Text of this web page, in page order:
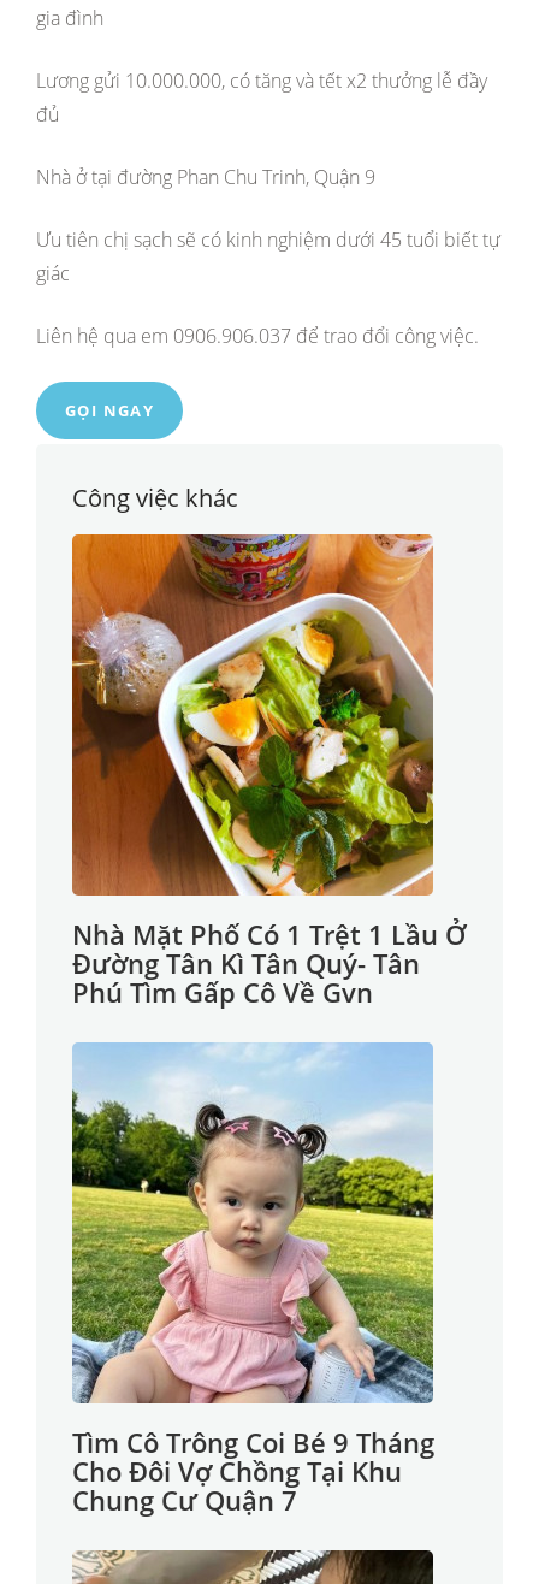
gia đình
Lương gửi 10.000.000, có tăng và tết x2 thưởng lễ đầy
đủ
Nhà ở tại đường Phan Chu Trinh, Quận 9
Ưu tiên chị sạch sẽ có kinh nghiệm dưới 45 tuổi biết tự
giác
Liên hệ qua em 0906.906.037 để trao đổi công việc.
GỌI NGAY
Công việc khác
Nhà Mặt Phố Có 1 Trệt 1 Lầu Ở
Đường Tân Kì Tân Quý- Tân
Phú Tìm Gấp Cô Về Gvn
Tìm Cô Trông Coi Bé 9 Tháng
Cho Đôi Vợ Chồng Tại Khu
Chung Cư Quận 7